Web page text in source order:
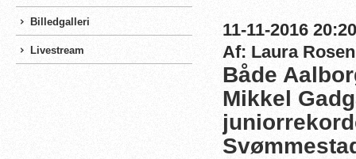
Billedgalleri
Livestream
11-11-2016
Af: Laura
Både
Mikkel